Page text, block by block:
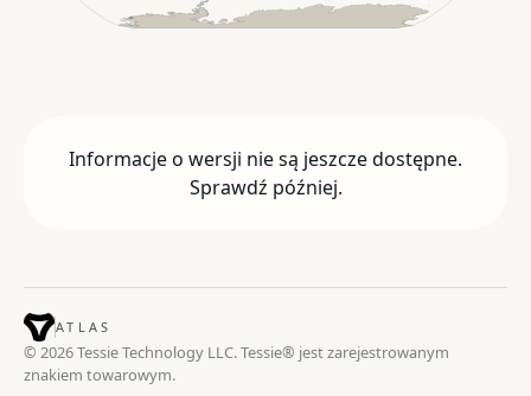
Informacje o wersji nie są jeszcze dostępne.
Sprawdź później.
ATLAS
© 2026 Tessie Technology LLC. Tessie® jest zarejestrowanym
znakiem towarowym.